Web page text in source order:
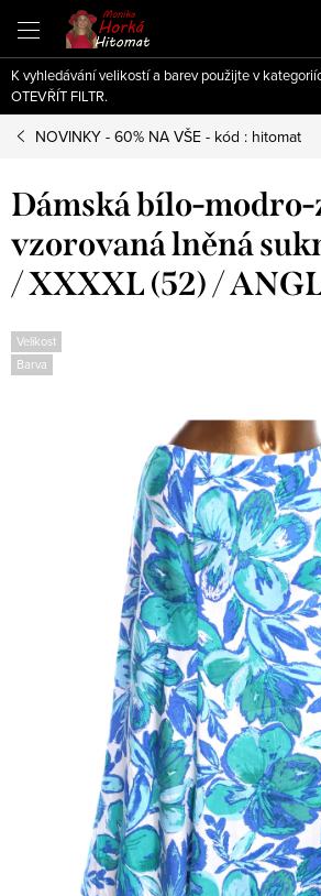
obsah
K vyhledávání velikostí a barev použijte v
OTEVŘÍT FILTR.
NOVINKY - 60% NA VŠE - kód : hitomat
Dámská bílo-
vzorovaná lněná
/ XXXXL (52) /
Velikost
Barva